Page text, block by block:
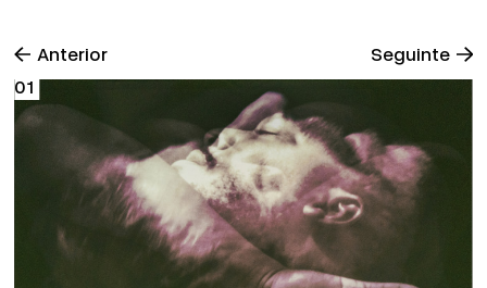
Anterior Seguinte